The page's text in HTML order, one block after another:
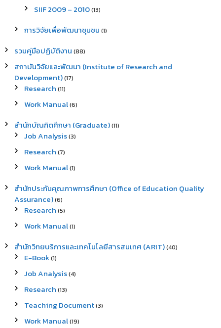
SIIF 2009 – 2010(13)
การวิจัยเพื่อพัฒนาชุมชน (1)
รวมคู่มือปฏิบัติงาน (88)
สถาบันวิจัยและพัฒนา (Institute of Research and
Development)(17)
Research (11)
Work Manual(6)
สำนักบัณฑิตศึกษา (Graduate)(11)
Job Analysis(3)
Research (7)
Work Manual(1)
สำนักประกันคุณภาพการศึกษา (Office of Education Quality
Assurance)(6)
Research (5)
Work Manual(1)
สำนักวิทยบริการและเทคโนโลยีสารสนเทศ (ARIT)(40)
E-Book(1)
Job Analysis(4)
Research (13)
Teaching Document(3)
Work Manual(19)